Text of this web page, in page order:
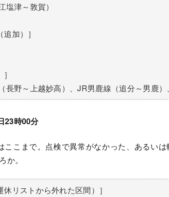
塩津～敦賀）
追加）］
長野～上越妙高）、JR男鹿線（追分～男鹿）
23時00分
こまで。点検で異常がなかった、あるい
か。
休リストから外れた区間）］